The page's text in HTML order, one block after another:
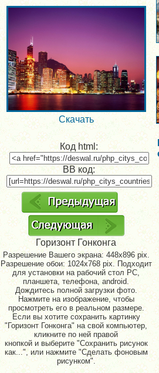
Скачать
Код html:
BB код:
Горизонт Гонконга
Разрешение Вашего экрана: 448x896 pix.
Разрешение обои: 1024x768 pix. Подходит
для установки на рабочий стол PC,
планшета, телефона, android.
Дождитесь полной загрузки фото.
Нажмите на изображение, чтобы
просмотреть его в реальном размере.
Если вы хотите сохранить картинку
"Горизонт Гонконга" на свой компьютер,
кликните по ней правой
кнопкой и выберите "Сохранить рисунок
как...", или нажмите "Сделать фоновым
рисунком".